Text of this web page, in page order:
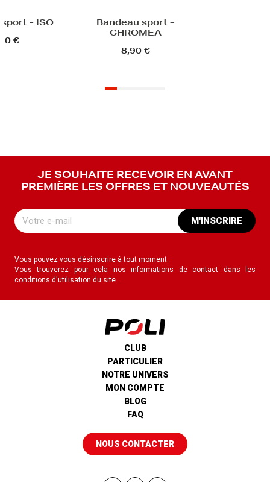
- ISO
€
Bandeau sport -
CHROMEA
8,90 €
JE SOUHAITE RECEVOIR EN AVANT
PREMIÈRE LES OFFRES ET NOUVEAUTÉS
M'INSCRIRE
Vous pouvez vous désinscrire à tout moment.
Vous trouverez pour cela nos informations de contact dans les
conditions d'utilisation du site.
CLUB
PARTICULIER
NOTRE UNIVERS
MON COMPTE
BLOG
FAQ
NOUS CONTACTER